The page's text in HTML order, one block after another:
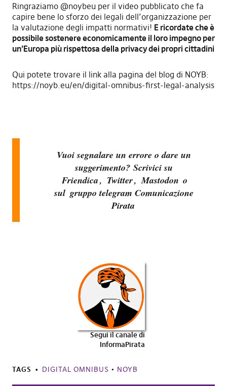
Ringraziamo @noybeu per il video pubblicato che fa
capire bene lo sforzo dei legali dell’organizzazione per
la valutazione degli impatti normativi! E ricordate che è
possibile sostenere economicamente il loro impegno per
un’Europa più rispettosa della privacy dei propri cittadini
Qui potete trovare il link alla pagina del blog di NOYB:
https://noyb.eu/en/digital-omnibus-first-legal-analysis
Vuoi segnalare un errore o dare un
suggerimento? Scrivici su
Friendica, Twitter, Mastodon o
sul gruppo telegram Comunicazione
Pirata
Segui il canale di
InformaPirata
TAGS DIGITAL OMNIBUS • NOYB